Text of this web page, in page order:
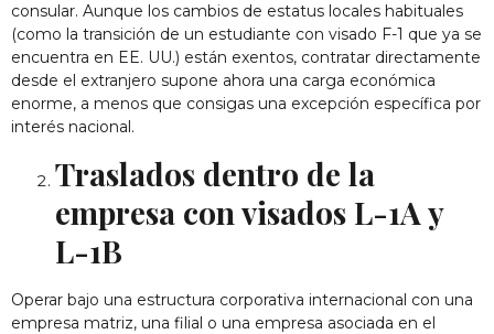
consular. Aunque los cambios de estatus locales habituales
(como la transición de un estudiante con visado F-1 que ya se
encuentra en EE. UU.) están exentos, contratar directamente
desde el extranjero supone ahora una carga económica
enorme, a menos que consigas una excepción específica por
interés nacional.
Traslados dentro de la
empresa con visados L-1A y
L-1B
Operar bajo una estructura corporativa internacional con una
empresa matriz, una filial o una empresa asociada en el